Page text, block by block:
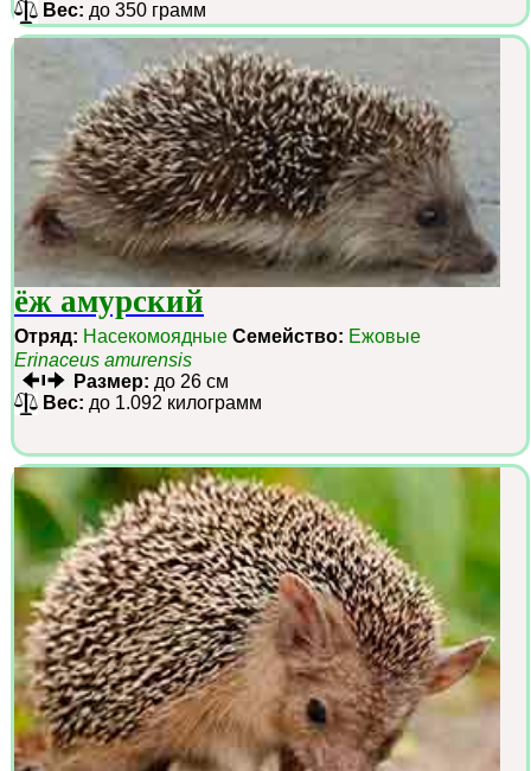
Вес: до 350 грамм
ёж амурский
Отряд: Насекомоядные Семейство: Ежовые
Erinaceus amurensis
Размер: до 26 см
Вес: до 1.092 килограмм